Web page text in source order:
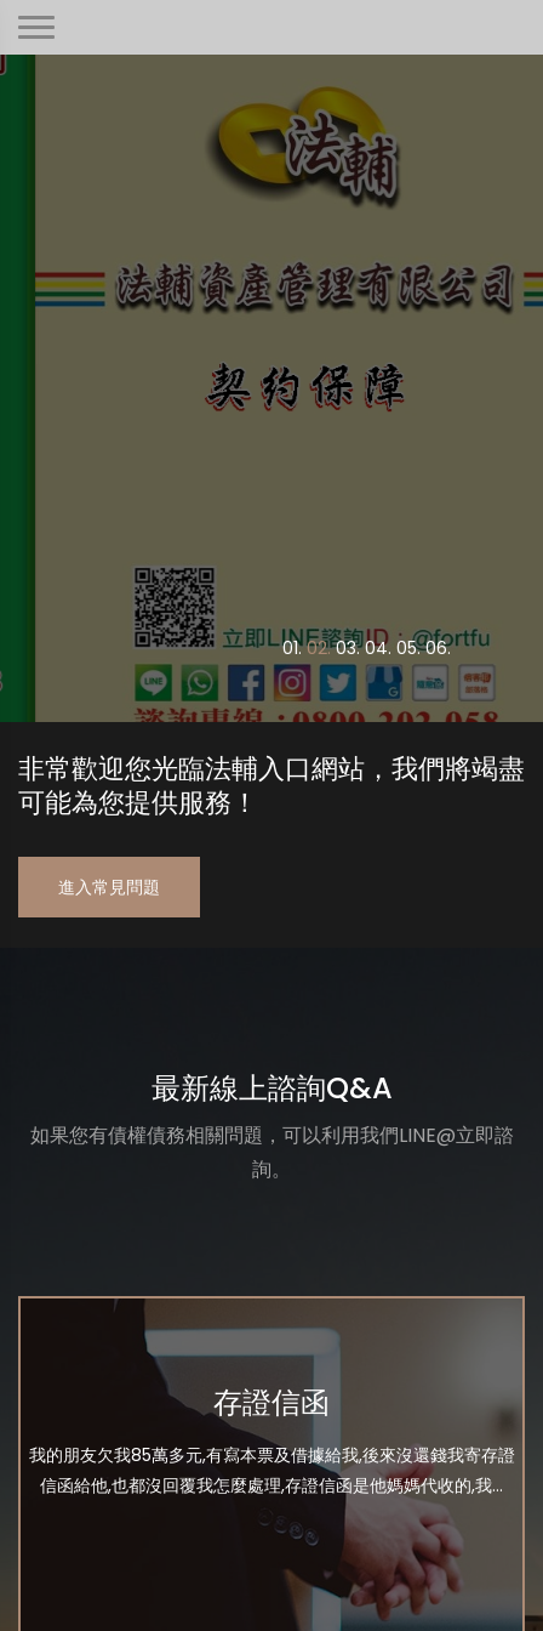
01. 02. 03. 04. 05. 06.
非常歡迎您光臨法輔入口網站，我們將竭盡
可能為您提供服務！
進入常見問題
最新線上諮詢Q&A
如果您有債權債務相關問題，可以利用我們LINE@立即諮
詢。
存證信函
我的朋友欠我85萬多元,有寫本票及借據給我,後來沒還錢我寄存證
信函給他,也都沒回覆我怎麼處理,存證信函是他媽媽代收的,我...